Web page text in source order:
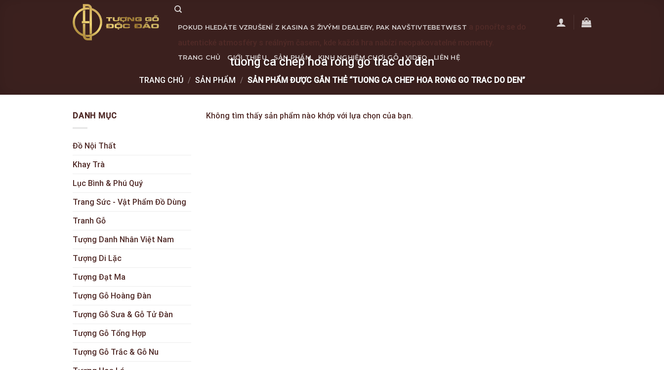
POKUD HLEDÁTE VZRUŠENÍ Z KASINA S ŽIVÝMI DEALERY, PAK NAVŠTIVTEBETWEST
TRANG CHỦ GIỚI THIỆU SẢN PHẨM KINH NGHIỆM CHƠI GỖ VIDEO LIÊN HỆ
tuong ca chep hoa rong go trac do den
TRANG CHỦ / SẢN PHẨM / SẢN PHẨM ĐƯỢC GẮN THẺ “TUONG CA CHEP HOA RONG GO TRAC DO DEN”
DANH MỤC
Đồ Nội Thất
Khay Trà
Lục Bình & Phú Quý
Trang Sức - Vật Phẩm Đồ Dùng
Tranh Gỗ
Tượng Danh Nhân Việt Nam
Tượng Di Lặc
Tượng Đạt Ma
Tượng Gỗ Hoàng Đàn
Tượng Gỗ Sưa & Gỗ Tử Đàn
Tượng Gỗ Tổng Hợp
Tượng Gỗ Trắc & Gỗ Nu
Không tìm thấy sản phẩm nào khớp với lựa chọn của bạn.